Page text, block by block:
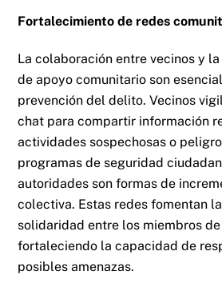
Fortalecimiento de redes
La colaboración entre vecinos y
de apoyo comunitario son
prevención del delito. Vecinos
chat para compartir información
actividades sospechosas o
programas de seguridad
autoridades son formas de
colectiva. Estas redes fomentan
solidaridad entre los miembros
fortaleciendo la capacidad de
posibles amenazas.